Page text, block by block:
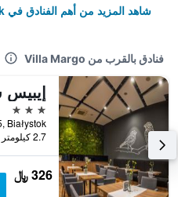
شاهد المزيد من أهم الفنادق في Białystok
فنادق بالقرب من Villa Margo
3 نجوم
2.7 كيلومتر عن وسط المدينة
326 ﷼